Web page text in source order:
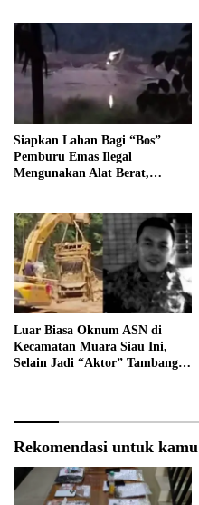
Siapkan Lahan Bagi “Bos”
Pemburu Emas Ilegal
Mengunakan Alat Berat,
Terancam di Pecat
Luar Biasa Oknum ASN di
Kecamatan Muara Siau Ini,
Selain Jadi “Aktor” Tambang
Rekomendasi untuk kamu